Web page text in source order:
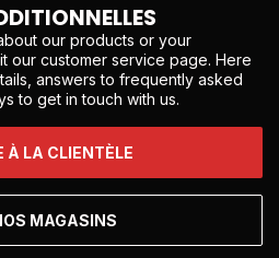
our products or your
our customer service page. Here
answers to frequently asked
to get in touch with us.
À LA CLIENTÈLE
MAGASINS